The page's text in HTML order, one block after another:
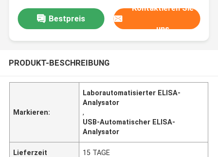
Bestpreis
Kontaktieren Sie
uns
PRODUKT-BESCHREIBUNG
Markieren:
Laborautomatisierter ELISA-
Analysator
,
USB-Automatischer ELISA-
Analysator
Lieferzeit 15 TAGE